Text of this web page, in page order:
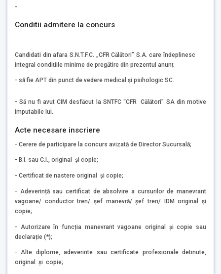
-
Conditii admitere la concurs
Candidati din afara S.N.T.F.C. „CFR Călători” S.A. care îndeplinesc
integral condițiile minime de pregătire din prezentul anunț
- să fie APT din punct de vedere medical și psihologic SC.
- Să nu fi avut CIM desfăcut la SNTFC “CFR Călători” SA din motive
imputabile lui.
Acte necesare inscriere
- Cerere de participare la concurs avizată de Director Sucursală;
- B.I. sau C.I., original și copie;
- Certificat de nastere original și copie;
- Adeverință sau certificat de absolvire a cursurilor de manevrant
vagoane/ conductor tren/ șef manevră/ șef tren/ IDM original și
copie;
- Autorizare în funcția manevrant vagoane original și copie sau
declarație (*);
- Alte diplome, adeverinte sau certificate profesionale detinute,
original și copie;